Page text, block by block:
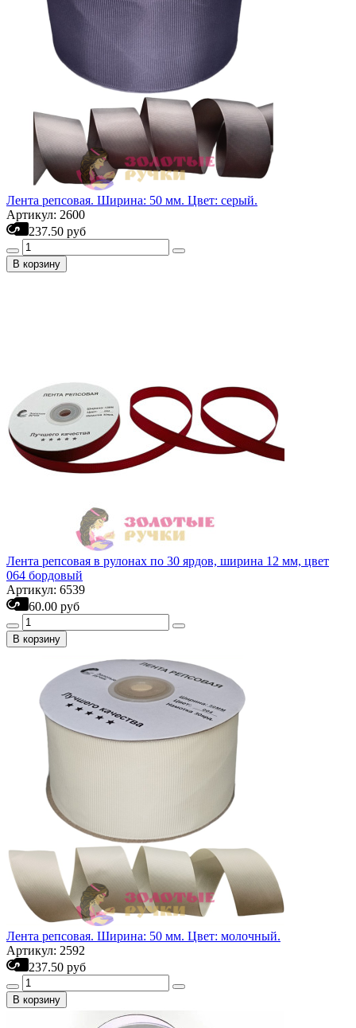
Лента репсовая. Ширина: 50 мм. Цвет: серый.
Артикул: 2600
237.50 руб
В корзину
Лента репсовая в рулонах по 30 ярдов, ширина 12 мм, цвет
064 бордовый
Артикул: 6539
60.00 руб
В корзину
Лента репсовая. Ширина: 50 мм. Цвет: молочный.
Артикул: 2592
237.50 руб
В корзину